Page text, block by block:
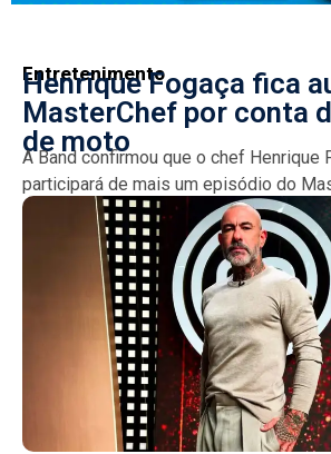
Entretenimento
Henrique Fogaça fica
MasterChef por conta
de moto
A Band confirmou que o chef Henrique
participará de mais um episódio do
devido a um acidente de moto sofrido